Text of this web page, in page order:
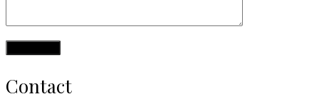
Contact